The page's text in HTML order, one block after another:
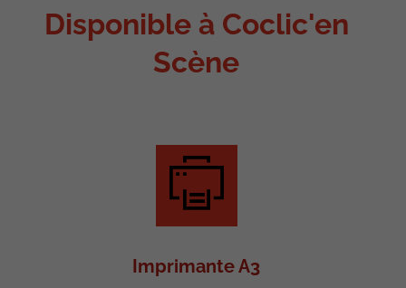
Disponible à Coclic'en
Scène
Imprimante A3